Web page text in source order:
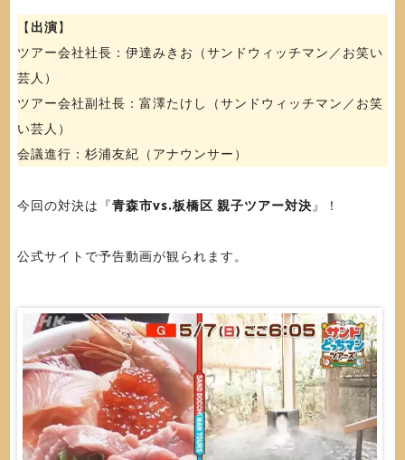
【 出演】
ツアー会社社長：伊達みきお（サンドウィッチマン／お笑い
芸人）
ツアー会社副社長：富澤たけし（サンドウィッチマン／お笑
い芸人）
会議進行：杉浦友紀（アナウンサー）
今回の対決は『青森市vs.板橋区 親子ツアー対決 』！
公式サイトで予告動画が観られます。